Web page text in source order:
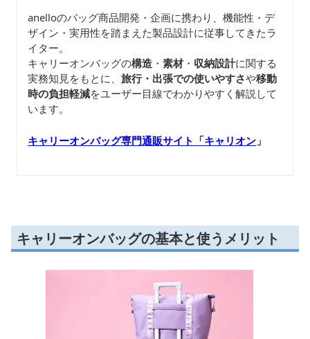
anelloのバッグ商品開発・企画に携わり、機能性・デ
ザイン・実用性を踏まえた製品設計に従事してきたラ
イター。
キャリーオンバッグの構造 ・ 素材・ 収納設計に関する
実務知見をもとに、 旅行・出張での使いやすさや移動
時の負担軽減をユーザー目線でわかりやすく解説して
います。
キャリーオンバッグ専門通販サイト「キャリオン 」
キャリーオンバッグの基本と使うメリット